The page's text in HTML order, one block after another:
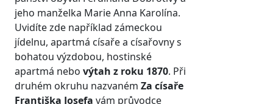
jeho manželka Marie Anna Karolína.
Uvidíte zde například zámeckou
jídelnu, apartmá císaře a císařovny s
bohatou výzdobou, hostinské
apartmá nebo výtah z roku 1870. Při
druhém okruhu nazvaném Za císaře
Františka Josefa vám průvodce